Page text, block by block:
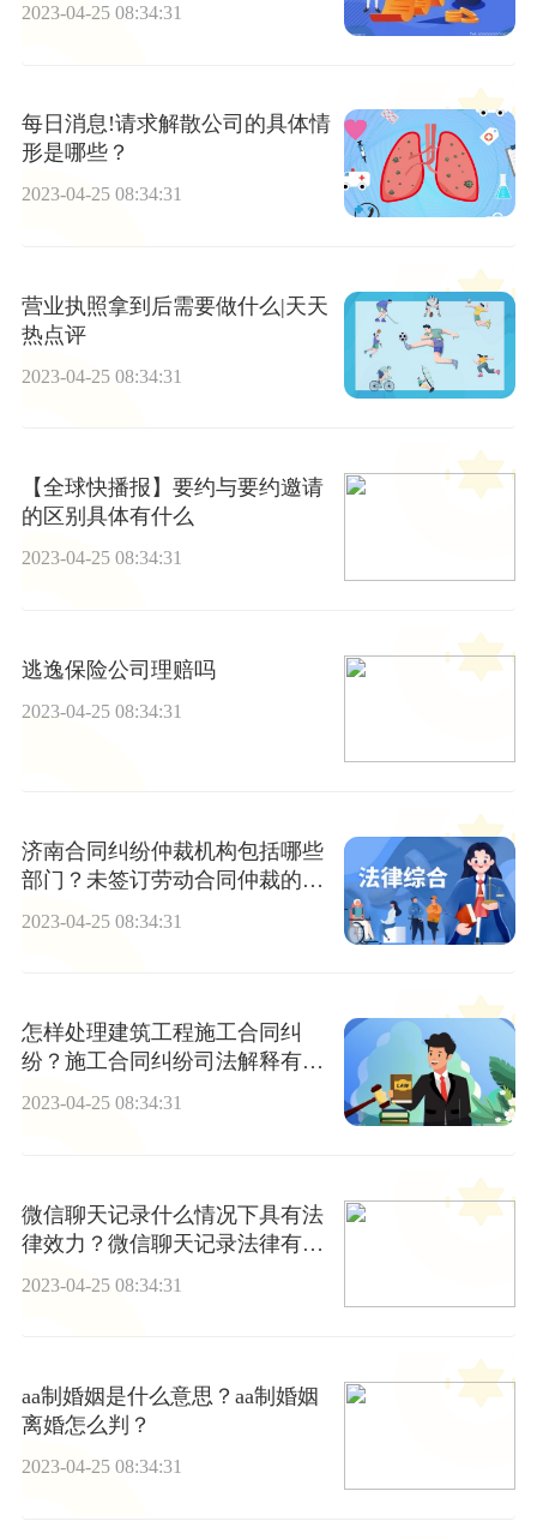
2023-04-25 08:34:31
每日消息!请求解散公司的具体情
形是哪些？
2023-04-25 08:34:31
营业执照拿到后需要做什么|天天
热点评
2023-04-25 08:34:31
【全球快播报】要约与要约邀请
的区别具体有什么
2023-04-25 08:34:31
逃逸保险公司理赔吗
2023-04-25 08:34:31
济南合同纠纷仲裁机构包括哪些
部门？未签订劳动合同仲裁的有
2023-04-25 08:34:31
怎样处理建筑工程施工合同纠
纷？施工合同纠纷司法解释有哪
些？
2023-04-25 08:34:31
微信聊天记录什么情况下具有法
律效力？微信聊天记录法律有效
2023-04-25 08:34:31
aa制婚姻是什么意思？aa制婚姻
离婚怎么判？
2023-04-25 08:34:31